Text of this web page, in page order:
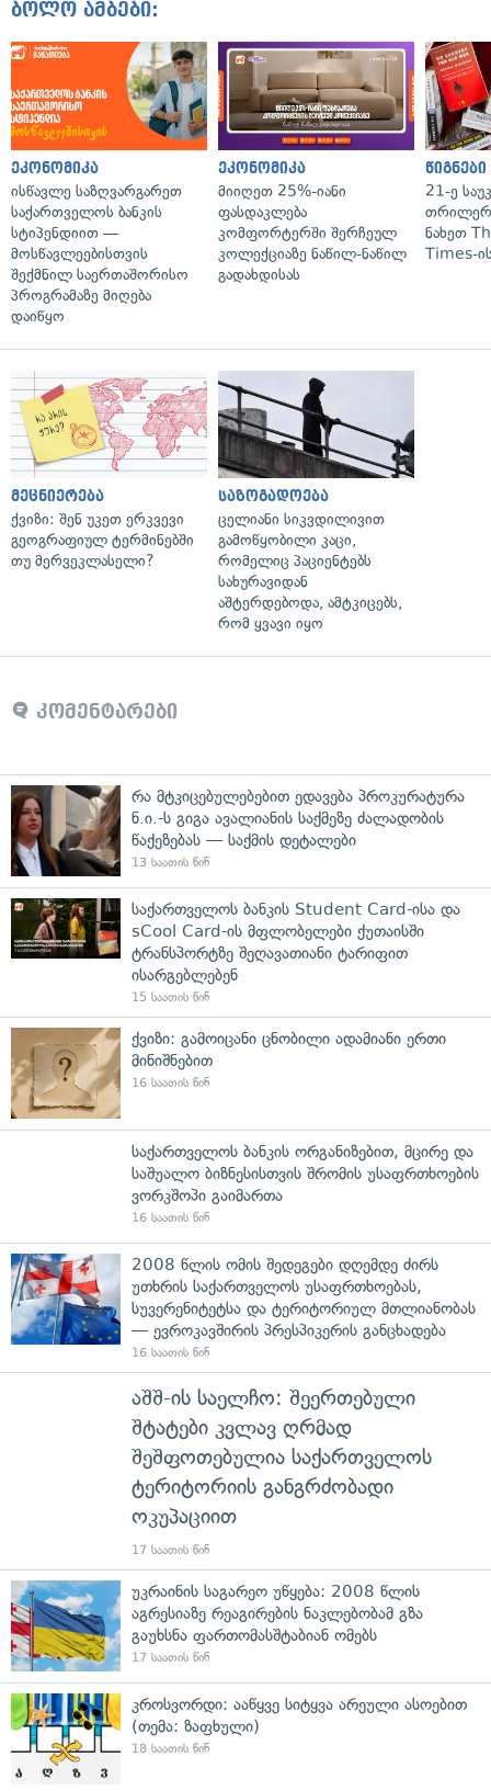
ბოლო ამბები:
ეკონომიკა
ისწავლე საზღვარგარეთ
საქართველოს ბანკის
სტიპენდიით —
მოსწავლეებისთვის
შექმნილ საერთაშორისო
პროგრამაზე მიღება
დაიწყო
ეკონომიკა
მიიღეთ 25%-იანი
ფასდაკლება
კომფორტერში შერჩეულ
კოლექციაზე ნაწილ-ნაწილ
გადახდისას
წიგნები
21-ე
ნახეთ
Times-
მეცნიერება
ქვიზი: შენ უკეთ ერკვევი
გეოგრაფიულ ტერმინებში
თუ მერვეკლასელი?
საზოგადოება
ცელიანი სიკვდილივით
გამოწყობილი კაცი,
რომელიც პაციენტებს
სახურავიდან
აშტერდებოდა, ამტკიცებს,
რომ ყვავი იყო
კომენტარები
რა მტკიცებულებებით ედავება პროკურატურა
ნ.ი.-ს გიგა ავალიანის საქმეზე ძალადობის
წაქეზებას — საქმის დეტალები
13 საათის წინ
საქართველოს ბანკის Student Card-ისა და
sCool Card-ის მფლობელები ქუთაისში
ტრანსპორტზე შეღავათიანი ტარიფით
ისარგებლებენ
15 საათის წინ
ქვიზი: გამოიცანი ცნობილი ადამიანი ერთი
მინიშნებით
16 საათის წინ
საქართველოს ბანკის ორგანიზებით, მცირე და
საშუალო ბიზნესისთვის შრომის უსაფრთხოების
ვორკშოპი გაიმართა
16 საათის წინ
2008 წლის ომის შედეგები დღემდე ძირს
უთხრის საქართველოს უსაფრთხოებას,
სუვერენიტეტსა და ტერიტორიულ მთლიანობას
— ევროკავშირის პრესპიკერის განცხადება
16 საათის წინ
აშშ-ის საელჩო: შეერთებული
შტატები კვლავ ღრმად
შეშფოთებულია საქართველოს
ტერიტორიის განგრძობადი
ოკუპაციით
17 საათის წინ
უკრაინის საგარეო უწყება: 2008 წლის
აგრესიაზე რეაგირების ნაკლებობამ გზა
გაუხსნა ფართომასშტაბიან ომებს
17 საათის წინ
კროსვორდი: ააწყვე სიტყვა არეული ასოებით
(თემა: ზაფხული)
18 საათის წინ